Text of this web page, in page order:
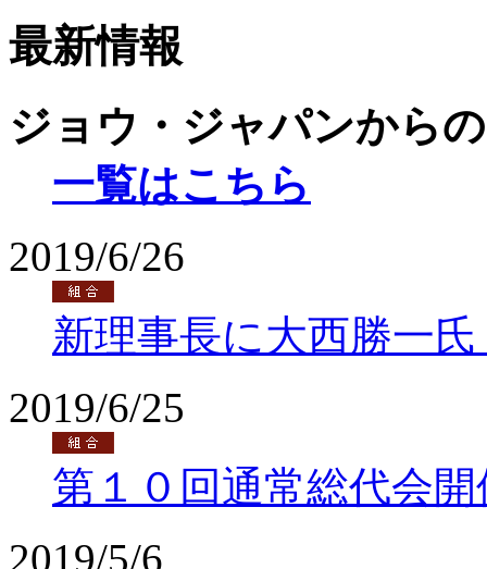
最新情報
ジョウ・ジャパンから
一覧はこちら
2019/6/26
新理事長に大西勝一
2019/6/25
第１０回通常総代会開
2019/5/6